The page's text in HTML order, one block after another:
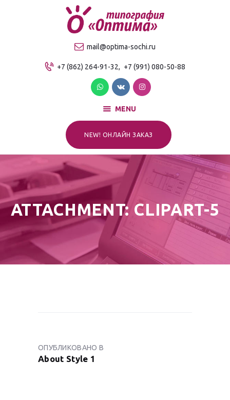
mail@optima-sochi.ru
+7 (862) 264-91-32, +7 (991) 080-50-88
MENU
NEW! ОНЛАЙН ЗАКАЗ
ATTACHMENT: CLIPART-5
Качественная типография в Сочи
О компании
Продукция
Услуги
Прайс-лист
Для клиентов
ПО
ЗАПИСЯМ
ОПУБЛИКОВАНО В
About Style 1